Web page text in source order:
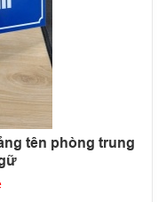
tên phòng trung